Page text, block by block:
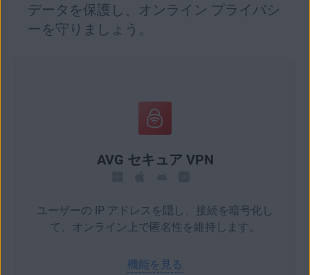
データを保護し、オンライン プライバシ
ーを守りましょう。
AVG セキュア VPN
ユーザーの IP アドレスを隠し、接続を暗号化し
て、オンライン上で匿名性を維持します。
機能を見る